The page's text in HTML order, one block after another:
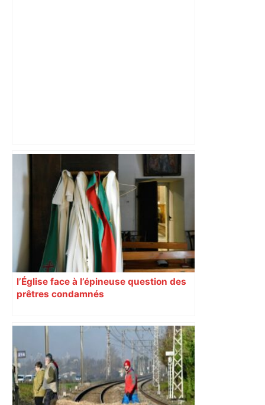
Près de Toulouse : dans cette zone
économique, un axe majeur va être
fermé en fin de soirée, voici les
déviations – Actu.fr
l’Église face à l’épineuse question des
prêtres condamnés